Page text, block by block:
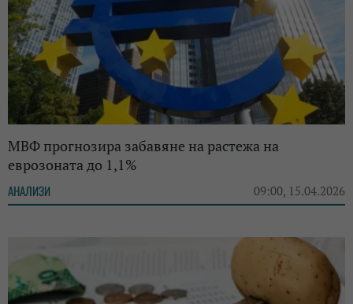
МВФ прогнозира забавяне на растежа на
еврозоната до 1,1%
АНАЛИЗИ 09:00, 15.04.2026